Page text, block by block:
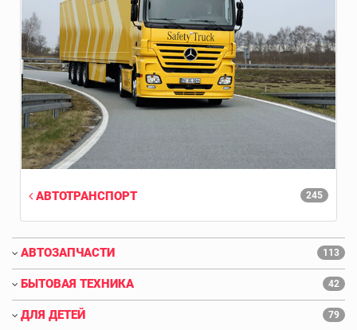
245
АВТОТРАНСПОРТ
АВТОЗАПЧАСТИ 113
БЫТОВАЯ ТЕХНИКА 42
ДЛЯ ДЕТЕЙ 79